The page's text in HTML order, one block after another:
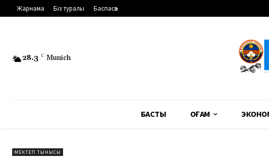
Жарнама Біз туралы Баспасөз
28.3 C Munich
БАСТЫ ҚОҒАМ
МЕКТЕП ТЫНЫСЫ